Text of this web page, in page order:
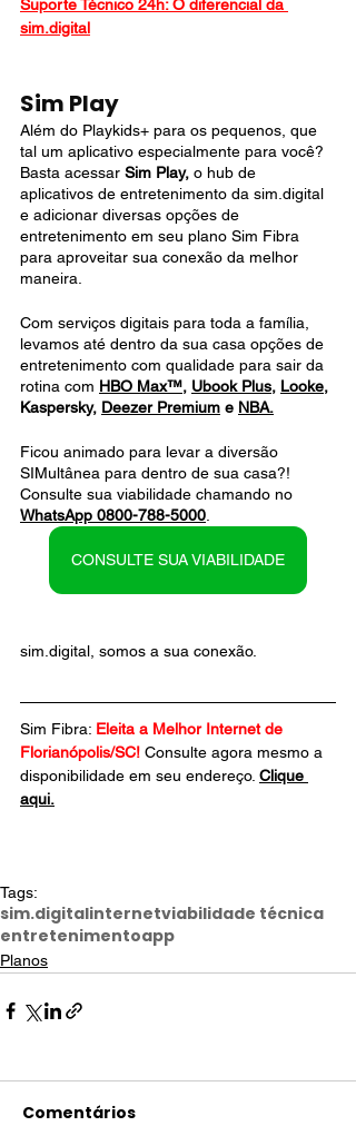
Suporte Técnico 24h: O diferencial da
sim.digital
Sim Play
Além do Playkids+ para os pequenos, que
tal um aplicativo especialmente para você?
Basta acessar Sim Play, o hub de
aplicativos de entretenimento da sim.digital
e adicionar diversas opções de
entretenimento em seu plano Sim Fibra
para aproveitar sua conexão da melhor
maneira.
Com serviços digitais para toda a família,
levamos até dentro da sua casa opções de
entretenimento com qualidade para sair da
rotina com HBO Max™, Ubook Plus, Looke,
Kaspersky, Deezer Premium e NBA.
Ficou animado para levar a diversão
SIMultânea para dentro de sua casa?!
Consulte sua viabilidade chamando no
WhatsApp 0800-788-5000.
CONSULTE SUA VIABILIDADE
sim.digital, somos a sua conexão.
Sim Fibra: Eleita a Melhor Internet de
Florianópolis/SC! Consulte agora mesmo a
disponibilidade em seu endereço. Clique
aqui.
Tags:
sim.digitalinternetviabilidade técnica
entretenimentoapp
Planos
Comentários